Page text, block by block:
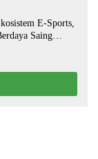
E-Sports,
Saing